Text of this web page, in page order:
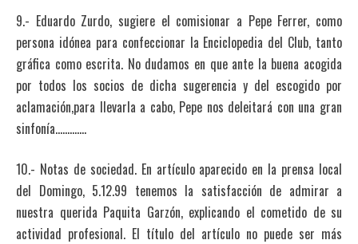
9.- Eduardo Zurdo, sugiere el comisionar a Pepe Ferrer, como
persona idónea para confeccionar la Enciclopedia del Club, tanto
gráfica como escrita. No dudamos en que ante la buena acogida
por todos los socios de dicha sugerencia y del escogido por
aclamación,para llevarla a cabo, Pepe nos deleitará con una gran
sinfonía………….
10.- Notas de sociedad. En artículo aparecido en la prensa local
del Domingo, 5.12.99 tenemos la satisfacción de admirar a
nuestra querida Paquita Garzón, explicando el cometido de su
actividad profesional. El título del artículo no puede ser más